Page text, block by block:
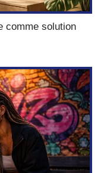
comme solution